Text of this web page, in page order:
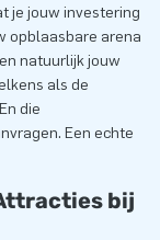
je jouw investering
opblaasbare arena
natuurlijk jouw
als de
die
Een echte
bij